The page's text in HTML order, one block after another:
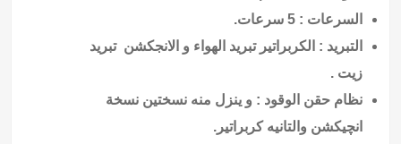
السرعات : 5 سرعات.
التبريد : الكربراتير تبريد الهواء و الانجكشن تبريد
زيت .
نظام حقن الوقود : و ينزل منه نسختين نسخة
انچيكشن والتانيه كربراتير.